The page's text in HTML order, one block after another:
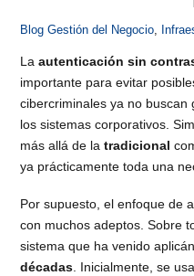
Blog Gestión del Negocio,
Laautenticación sin
importante para evitar
cibercriminales ya no
los sistemas corporativos.
más allá de latradicional
ya prácticamente toda una
Por supuesto, el enfoque de
con muchos adeptos. Sobre
sistema que ha venido
décadas . Inicialmente, se